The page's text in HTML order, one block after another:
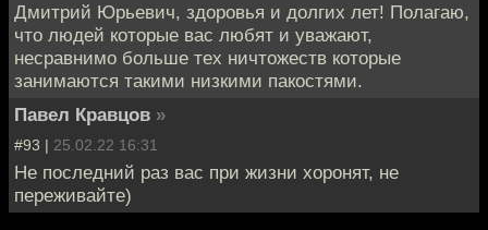
Дмитрий Юрьевич, здоровья и долгих лет! Полагаю,
что людей которые вас любят и уважают,
несравнимо больше тех ничтожеств которые
занимаются такими низкими пакостями.
Павел Кравцов »
#93 | 25.02.22 16:31
Не последний раз вас при жизни хоронят, не
переживайте)